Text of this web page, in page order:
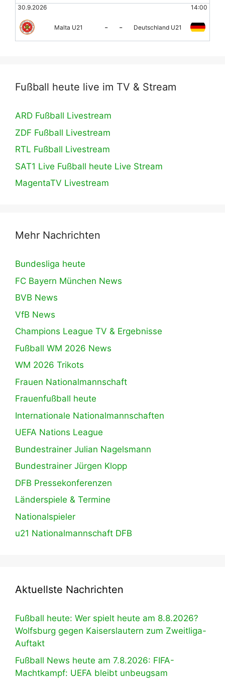
30.9.2026 14:00
Malta U21 - - Deutschland U21
Fußball heute live im TV & Stream
ARD Fußball Livestream
ZDF Fußball Livestream
RTL Fußball Livestream
SAT1 Live Fußball heute Live Stream
MagentaTV Livestream
Mehr Nachrichten
Bundesliga heute
FC Bayern München News
BVB News
VfB News
Champions League TV & Ergebnisse
Fußball WM 2026 News
WM 2026 Trikots
Frauen Nationalmannschaft
Frauenfußball heute
Internationale Nationalmannschaften
UEFA Nations League
Bundestrainer Julian Nagelsmann
Bundestrainer Jürgen Klopp
DFB Pressekonferenzen
Länderspiele & Termine
Nationalspieler
u21 Nationalmannschaft DFB
Aktuellste Nachrichten
Fußball heute: Wer spielt heute am 8.8.2026?
Wolfsburg gegen Kaiserslautern zum Zweitliga-
Auftakt
Fußball News heute am 7.8.2026: FIFA-
Machtkampf: UEFA bleibt unbeugsam